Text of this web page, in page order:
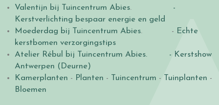
Valentijn bij Tuincentrum Abies.
-
Kerstverlichting bespaar energie en geld
Moederdag bij Tuincentrum Abies. - Echte
kerstbomen verzorgingstips
Atelier Rébul bij Tuincentrum Abies.
- Kerstshow
Antwerpen (Deurne)
Kamerplanten - Planten - Tuincentrum - Tuinplanten -
Bloemen